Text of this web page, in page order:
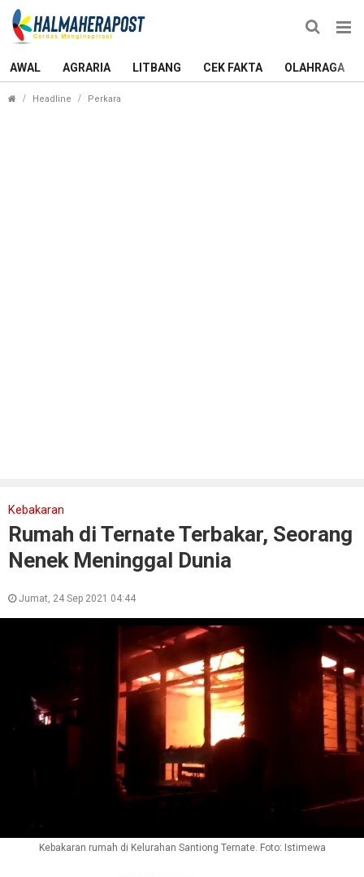
AWAL AGRARIA LITBANG CEK FAKTA OLAHRAGA
Headline Perkara
Kebakaran
Rumah di Ternate Terbakar, Seorang
Nenek Meninggal Dunia
Jumat, 24 Sep 2021 04:44
Kebakaran rumah di Kelurahan Santiong Ternate. Foto: Istimewa